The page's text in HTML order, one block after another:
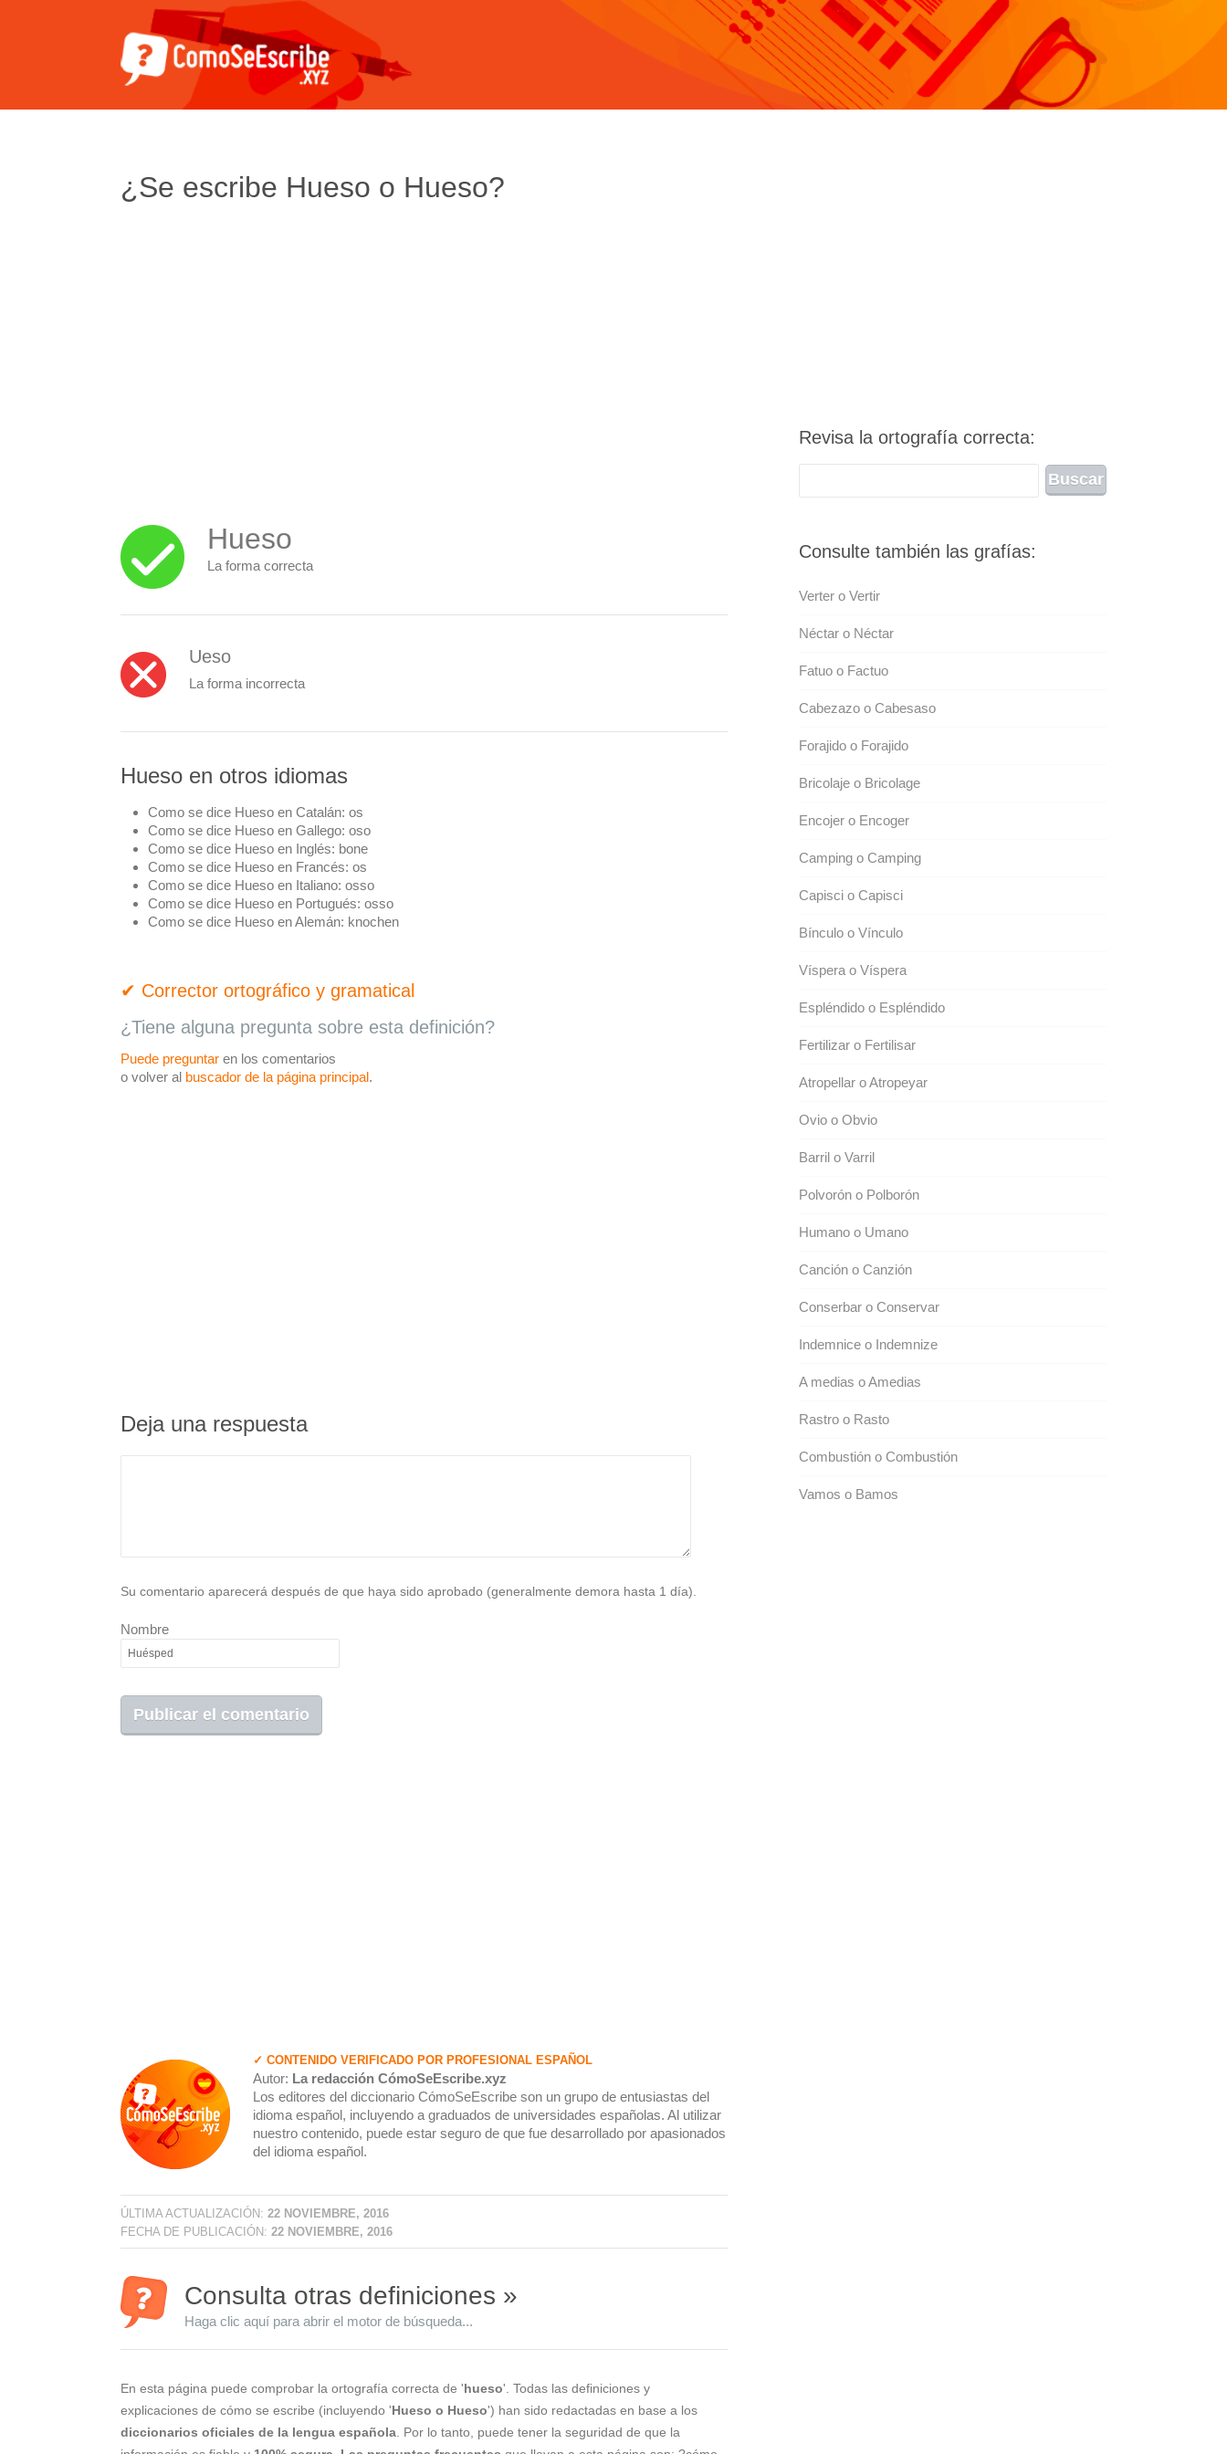
¿Se escribe Hueso o Hueso?
Hueso
La forma correcta
Ueso
La forma incorrecta
Hueso en otros idiomas
Como se dice Hueso en Catalán: os
Como se dice Hueso en Gallego: oso
Como se dice Hueso en Inglés: bone
Como se dice Hueso en Francés: os
Como se dice Hueso en Italiano: osso
Como se dice Hueso en Portugués: osso
Como se dice Hueso en Alemán: knochen
✔ Corrector ortográfico y gramatical
¿Tiene alguna pregunta sobre esta definición?
Puede preguntar en los comentarios
o volver al buscador de la página principal.
Deja una respuesta
Su comentario aparecerá después de que haya sido aprobado (generalmente demora hasta 1 día).
Nombre
✓ CONTENIDO VERIFICADO POR PROFESIONAL ESPAÑOL
Autor: La redacción CómoSeEscribe.xyz
Los editores del diccionario CómoSeEscribe son un grupo de entusiastas del
idioma español, incluyendo a graduados de universidades españolas. Al utilizar
nuestro contenido, puede estar seguro de que fue desarrollado por apasionados
del idioma español.
ÚLTIMA ACTUALIZACIÓN: 22 NOVIEMBRE, 2016
FECHA DE PUBLICACIÓN: 22 NOVIEMBRE, 2016
Consulta otras definiciones »
Haga clic aquí para abrir el motor de búsqueda...
En esta página puede comprobar la ortografía correcta de 'hueso'. Todas las definiciones y
explicaciones de cómo se escribe (incluyendo 'Hueso o Hueso') han sido redactadas en base a los
diccionarios oficiales de la lengua española . Por lo tanto, puede tener la seguridad de que la
Revisa la ortografía correcta:
Consulte también las grafías:
Verter o Vertir
Néctar o Néctar
Fatuo o Factuo
Cabezazo o Cabesaso
Forajido o Forajido
Bricolaje o Bricolage
Encojer o Encoger
Camping o Camping
Capisci o Capisci
Bínculo o Vínculo
Víspera o Víspera
Espléndido o Espléndido
Fertilizar o Fertilisar
Atropellar o Atropeyar
Ovio o Obvio
Barril o Varril
Polvorón o Polborón
Humano o Umano
Canción o Canzión
Conserbar o Conservar
Indemnice o Indemnize
A medias o Amedias
Rastro o Rasto
Combustión o Combustión
Vamos o Bamos